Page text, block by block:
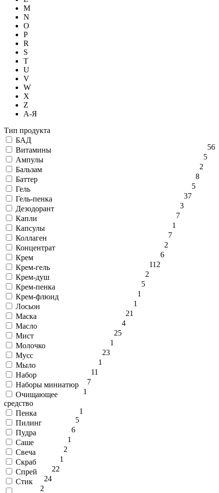
M
N
O
P
R
S
T
U
V
W
X
Z
А-Я
Тип продукта
БАД
56
Витамины
5
Ампулы
2
Бальзам
8
Баттер
5
Гель
37
Гель-пенка
3
Дезодорант
7
Капли
1
Капсулы
7
Коллаген
2
Концентрат
6
Крем
112
Крем-гель
2
Крем-душ
5
Крем-пенка
1
Крем-флюид
1
Лосьон
21
Маска
4
Масло
25
Мист
1
Молочко
23
Мусс
1
Мыло
11
Набор
7
Наборы миниатюр
1
Очищающее
средство
1
Пенка
5
Пилинг
6
Пудра
1
Саше
2
Свеча
1
Скраб
22
Спрей
24
Стик
2